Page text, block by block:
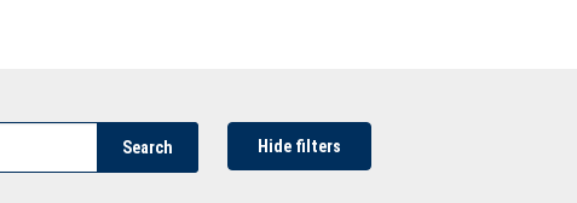
Search Hide filters